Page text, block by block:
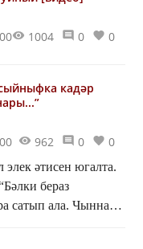
1004 0 0
кадәр
962 0 0
әтисен югалта.
бераз
сатып ала. Чыннан